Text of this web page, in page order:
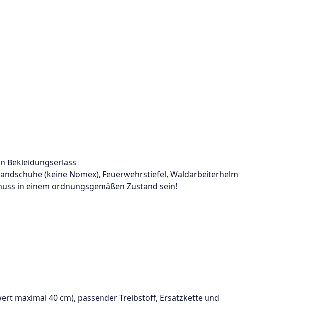
Bekleidungserlass
(keine Nomex), Feuerwehrstiefel, Waldarbeiterhelm
in einem ordnungsgemäßen Zustand sein!
maximal 40 cm), passender Treibstoff, Ersatzkette und